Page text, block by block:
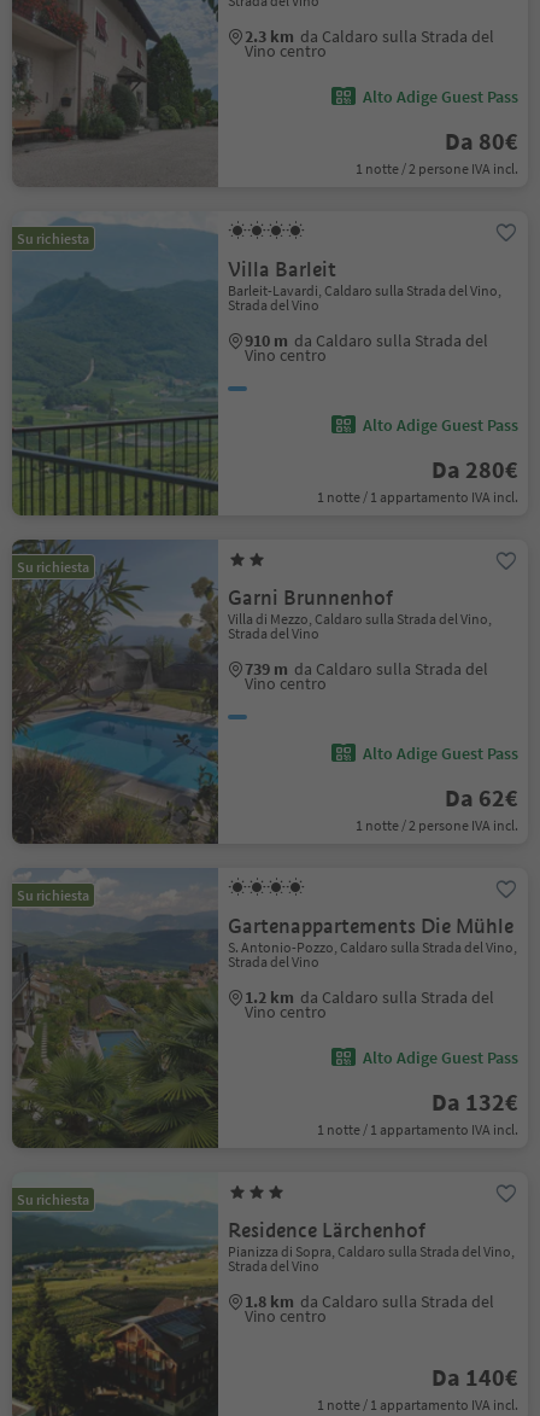
2.3 km da Caldaro sulla Strada del
Vino centro
Alto Adige Guest Pass
Da 80€
1 notte / 2 persone IVA incl.
Su richiesta
Villa Barleit
Barleit-Lavardi, Caldaro sulla Strada del Vino,
Strada del Vino
910 m da Caldaro sulla Strada del
Vino centro
Alto Adige Guest Pass
Da 280€
1 notte / 1 appartamento IVA incl.
Su richiesta
Garni Brunnenhof
Villa di Mezzo, Caldaro sulla Strada del Vino,
Strada del Vino
739 m da Caldaro sulla Strada del
Vino centro
Alto Adige Guest Pass
Da 62€
1 notte / 2 persone IVA incl.
Su richiesta
Gartenappartements Die Mühle
S. Antonio-Pozzo, Caldaro sulla Strada del Vino,
Strada del Vino
1.2 km da Caldaro sulla Strada del
Vino centro
Alto Adige Guest Pass
Da 132€
1 notte / 1 appartamento IVA incl.
Su richiesta
Residence Lärchenhof
Pianizza di Sopra, Caldaro sulla Strada del Vino,
Strada del Vino
1.8 km da Caldaro sulla Strada del
Vino centro
Da 140€
1 notte / 1 appartamento IVA incl.